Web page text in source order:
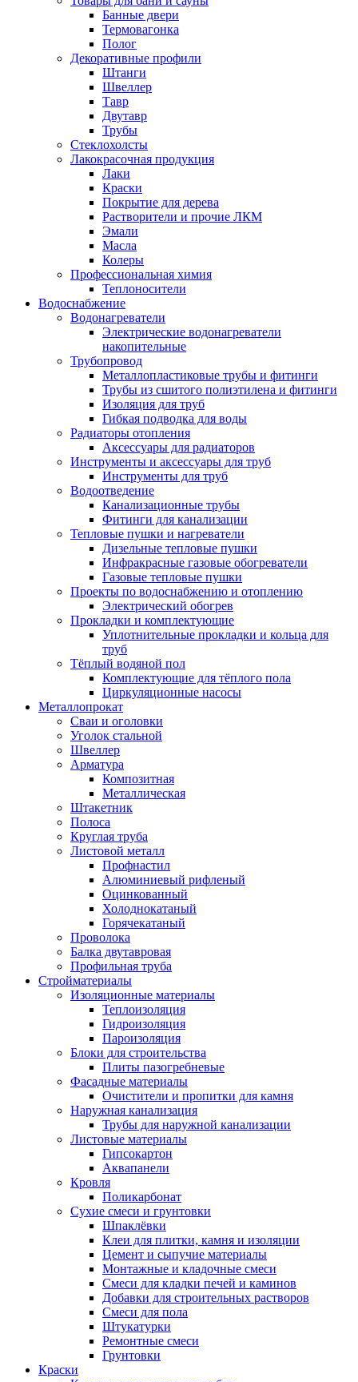
Банные двери
Термовагонка
Полог
Декоративные профили
Штанги
Швеллер
Тавр
Двутавр
Трубы
Стеклохолсты
Лакокрасочная продукция
Лаки
Краски
Покрытие для дерева
Растворители и прочие ЛКМ
Эмали
Масла
Колеры
Профессиональная химия
Теплоносители
Водоснабжение
Водонагреватели
Электрические водонагреватели
накопительные
Трубопровод
Металлопластиковые трубы и фитинги
Трубы из сшитого полиэтилена и фитинги
Изоляция для труб
Гибкая подводка для воды
Радиаторы отопления
Аксессуары для радиаторов
Инструменты и аксессуары для труб
Инструменты для труб
Водоотведение
Канализационные трубы
Фитинги для канализации
Тепловые пушки и нагреватели
Дизельные тепловые пушки
Инфракрасные газовые обогреватели
Газовые тепловые пушки
Проекты по водоснабжению и отоплению
Электрический обогрев
Прокладки и комплектующие
Уплотнительные прокладки и кольца для
труб
Тёплый водяной пол
Комплектующие для тёплого пола
Циркуляционные насосы
Металлопрокат
Сваи и оголовки
Уголок стальной
Швеллер
Арматура
Композитная
Металлическая
Штакетник
Полоса
Круглая труба
Листовой металл
Профнастил
Алюминиевый рифленый
Оцинкованный
Холоднокатаный
Горячекатаный
Проволока
Балка двутавровая
Профильная труба
Стройматериалы
Изоляционные материалы
Теплоизоляция
Гидроизоляция
Пароизоляция
Блоки для строительства
Плиты пазогребневые
Фасадные материалы
Очистители и пропитки для камня
Наружная канализация
Трубы для наружной канализации
Листовые материалы
Гипсокартон
Аквапанели
Кровля
Поликарбонат
Сухие смеси и грунтовки
Шпаклёвки
Клеи для плитки, камня и изоляции
Цемент и сыпучие материалы
Монтажные и кладочные смеси
Смеси для кладки печей и каминов
Добавки для строительных растворов
Смеси для пола
Штукатурки
Ремонтные смеси
Грунтовки
Краски